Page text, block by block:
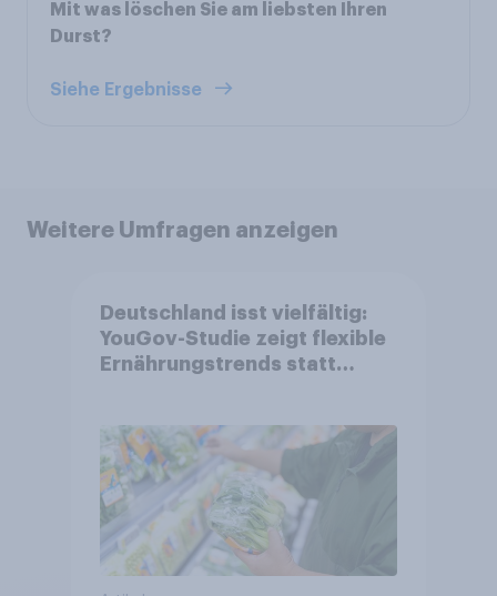
Mit was löschen Sie am liebsten Ihren
Durst?
Siehe Ergebnisse
Weitere Umfragen anzeigen
Deutschland isst vielfältig:
YouGov-Studie zeigt flexible
Ernährungstrends statt